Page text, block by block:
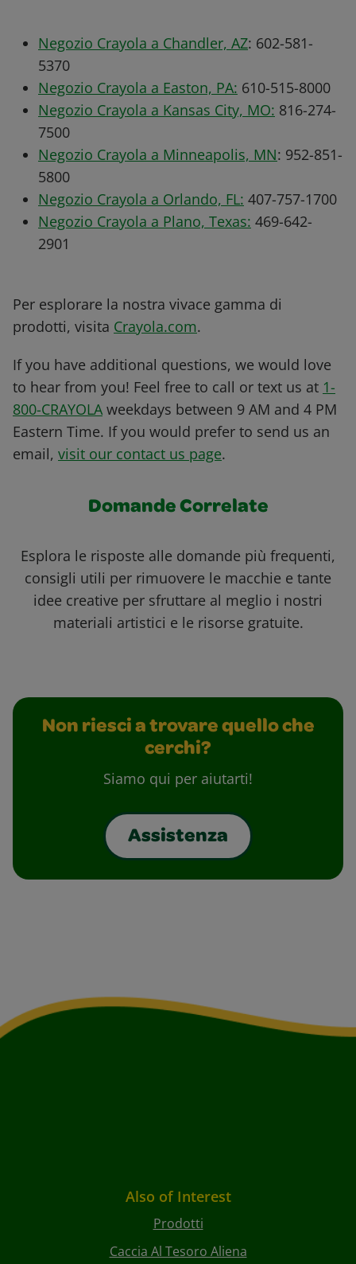
Negozio Crayola a Chandler, AZ: 602-581-
5370
Negozio Crayola a Easton, PA: 610-515-8000
Negozio Crayola a Kansas City, MO: 816-274-
7500
Negozio Crayola a Minneapolis, MN: 952-851-
5800
Negozio Crayola a Orlando, FL: 407-757-1700
Negozio Crayola a Plano, Texas: 469-642-
2901
Per esplorare la nostra vivace gamma di
prodotti, visita Crayola.com.
If you have additional questions, we would love
to hear from you! Feel free to call or text us at 1-
800-CRAYOLA weekdays between 9 AM and 4 PM
Eastern Time. If you would prefer to send us an
email, visit our contact us page.
Domande Correlate
Esplora le risposte alle domande più frequenti,
consigli utili per rimuovere le macchie e tante
idee creative per sfruttare al meglio i nostri
materiali artistici e le risorse gratuite.
Non riesci a trovare quello che
cerchi?
Siamo qui per aiutarti!
Assistenza
Also of Interest
Prodotti
Caccia Al Tesoro Aliena